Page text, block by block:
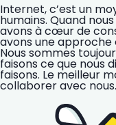
Internet, c’est un
humains. Quand
avons à cœur de
avons une
Nous sommes
faisons ce que nous
faisons. Le meilleur
collaborer avec nous.